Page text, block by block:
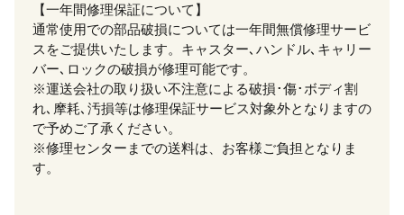
【一年間修理保証について】
通常使用での部品破損については一年間無償修理サービ
スをご提供いたします。キャスター､ハンドル､キャリー
バー､ロックの破損が修理可能です。
※運送会社の取り扱い不注意による破損･傷･ボディ割
れ､摩耗､汚損等は修理保証サービス対象外となりますの
で予めご了承ください。
※修理センターまでの送料は、お客様ご負担となりま
す。